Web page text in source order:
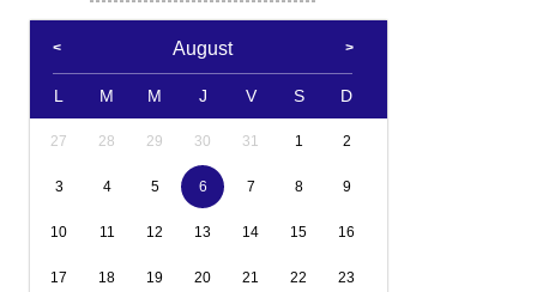
August
L M M J V S D
27 28 29 30 31 1 2
3 4 5 6 7 8 9
10 11 12 13 14 15 16
17 18 19 20 21 22 23